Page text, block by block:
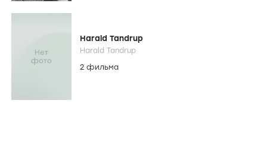
Harald Tandrup
Harald Tandrup
2 фильма